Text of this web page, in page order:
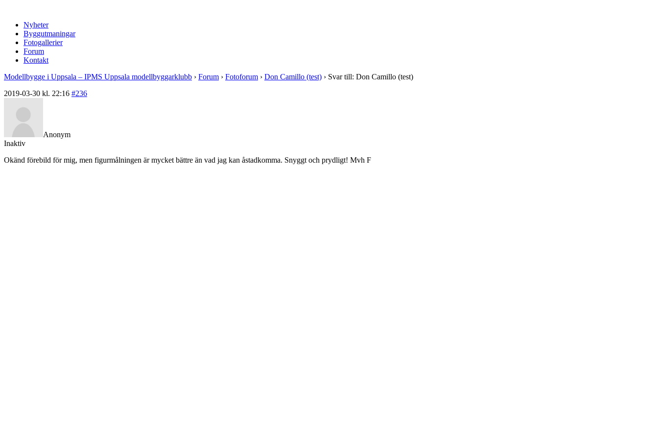
Nyheter
Byggutmaningar
Fotogallerier
Forum
Kontakt
Modellbygge i Uppsala – IPMS Uppsala modellbyggarklubb › Forum › Fotoforum › Don Camillo (test) › Svar till: Don Camillo (test)
2019-03-30 kl. 22:16 #236
Anonym
Inaktiv
Okänd förebild för mig, men figurmålningen är mycket bättre än vad jag kan åstadkomma. Snyggt och prydligt! Mvh F